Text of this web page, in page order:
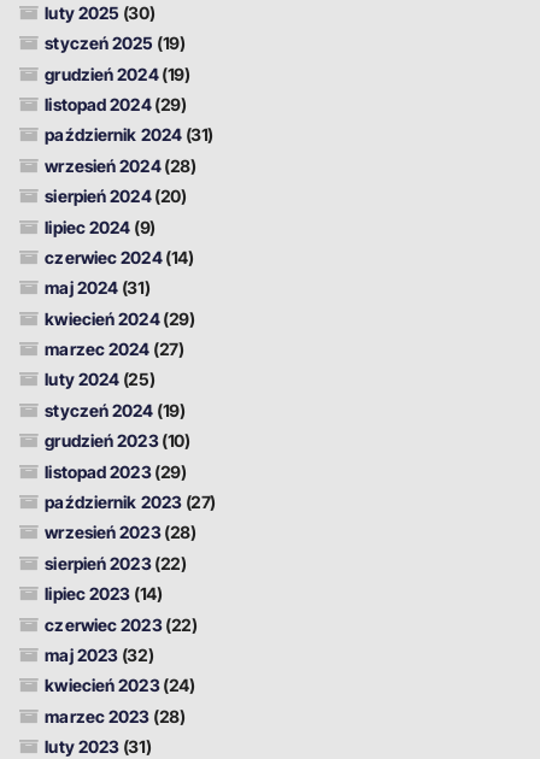
luty 2025 (30)
styczeń 2025 (19)
grudzień 2024(19)
listopad 2024(29)
październik 2024(31)
wrzesień 2024(28)
sierpień 2024(20)
lipiec 2024 (9)
czerwiec 2024(14)
maj 2024 (31)
kwiecień 2024(29)
marzec 2024 (27)
luty 2024 (25)
styczeń 2024 (19)
grudzień 2023(10)
listopad 2023(29)
październik 2023(27)
wrzesień 2023(28)
sierpień 2023(22)
lipiec 2023 (14)
czerwiec 2023(22)
maj 2023 (32)
kwiecień 2023(24)
marzec 2023 (28)
luty 2023 (31)